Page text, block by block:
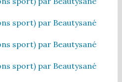
sport) par Beautysané
sport) par Beautysané
sport) par Beautysané